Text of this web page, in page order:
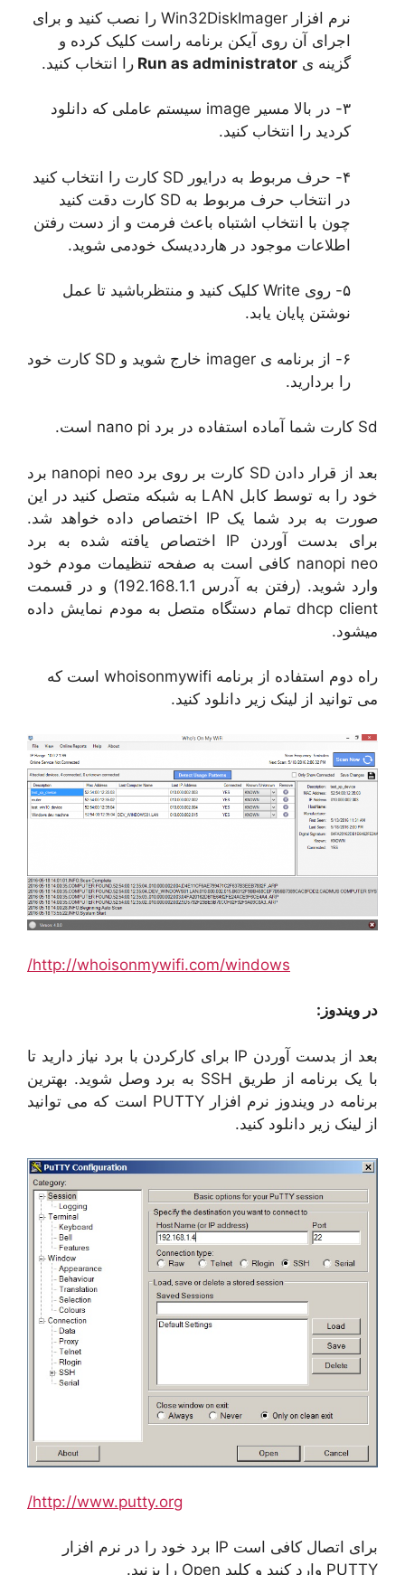
نرم افزار Win32DiskImager را نصب کنید و برای
اجرای آن روی آیکن برنامه راست کلیک کرده و
گزینه ی Run as administrator را انتخاب کنید.
۳- در بالا مسیر image سیستم عاملی که دانلود
کردید را انتخاب کنید.
۴- حرف مربوط به درایور SD کارت را انتخاب کنید
در انتخاب حرف مربوط به SD کارت دقت کنید
چون با انتخاب اشتباه باعث فرمت و از دست رفتن
اطلاعات موجود در هارددیسک خودمی شوید.
۵- روی Write کلیک کنید و منتظرباشید تا عمل
نوشتن پایان یابد.
۶- از برنامه ی imager خارج شوید و SD کارت خود
را بردارید.
Sd کارت شما آماده استفاده در برد nano pi است.
بعد از قرار دادن SD کارت بر روی برد nanopi neo برد
خود را به توسط کابل LAN به شبکه متصل کنید در این
صورت به برد شما یک IP اختصاص داده خواهد شد.
برای بدست آوردن IP اختصاص یافته شده به برد
nanopi neo کافی است به صفحه تنظیمات مودم خود
وارد شوید. (رفتن به آدرس 192.168.1.1) و در قسمت
dhcp client تمام دستگاه متصل به مودم نمایش داده
میشود.
راه دوم استفاده از برنامه whoisonmywifi است که
می توانید از لینک زیر دانلود کنید.
http://whoisonmywifi.com/windows/
در ویندوز:
بعد از بدست آوردن IP برای کارکردن با برد نیاز دارید تا
با یک برنامه از طریق SSH به برد وصل شوید. بهترین
برنامه در ویندوز نرم افزار PUTTY است که می توانید
از لینک زیر دانلود کنید.
http://www.putty.org/
برای اتصال کافی است IP برد خود را در نرم افزار
PUTTY وارد کنید و کلید Open را بزنید.